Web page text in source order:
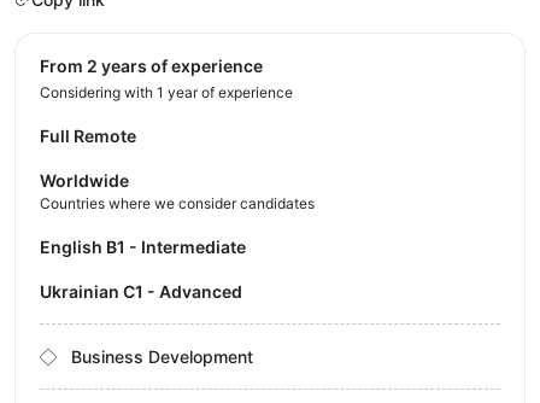
from 2 years of experience
Considering with 1 year of experience
Full Remote
Worldwide
Countries where we consider candidates
English B1 - Intermediate
Ukrainian C1 - Advanced
Business Development